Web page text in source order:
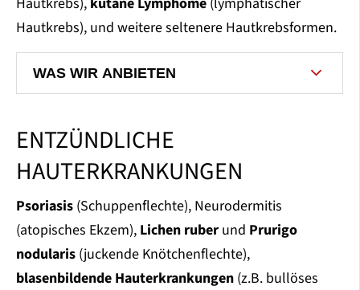
Hautkrebs), und weitere seltenere Hautkrebsformen.
WAS WIR ANBIETEN
ENTZÜNDLICHE
HAUTERKRANKUNGEN
Psoriasis (Schuppenflechte), Neurodermitis
(atopisches Ekzem), Lichen ruber und Prurigo
nodularis (juckende Knötchenflechte),
blasenbildende Hauterkrankungen (z.B. bullöses